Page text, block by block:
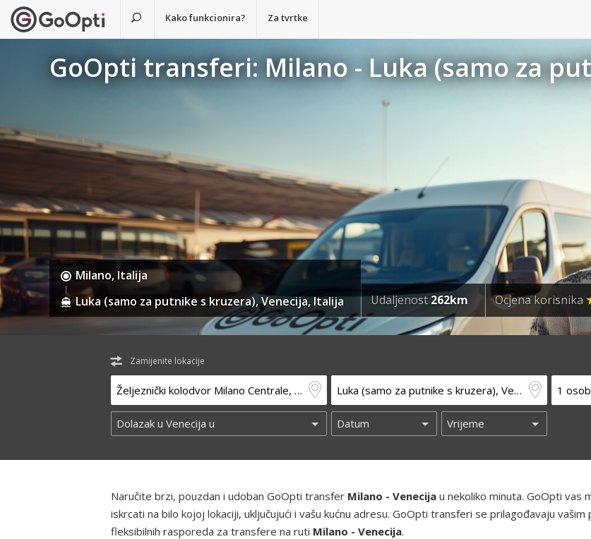
Kako funkcionira? Za tvrtke
GoOpti transferi: Milano - Luka (samo za
Milano, Italija
Luka (samo za putnike s kruzera), Venecija, Italija
Udaljenost 262km Ocjena korisnika
Zamijenite lokacije
Naručite brzi, pouzdan i udoban GoOpti transfer Milano - Venecija u nekoliko minuta. GoOpti vas
iskrcati na bilo kojoj lokaciji, uključujući i vašu kućnu adresu. GoOpti transferi se prilagođavaju
fleksibilnih rasporeda za transfere na ruti Milano - Venecija.